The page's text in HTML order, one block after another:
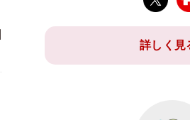
詳しく見